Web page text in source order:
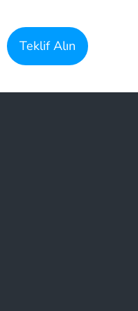
Teklif Alın